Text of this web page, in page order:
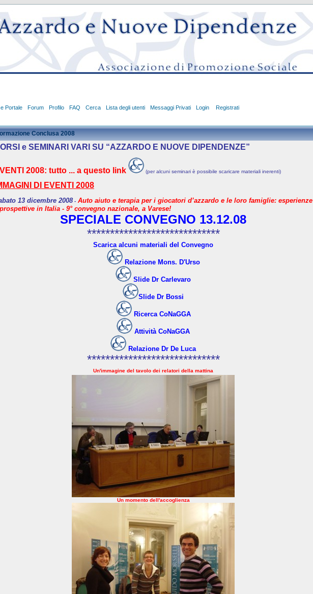
Portale Forum Profilo FAQ Cerca Lista degli utenti Messaggi Privati Login Registrati
Conclusa 2008
e SEMINARI VARI SU “AZZARDO E NUOVE DIPENDENZE”
2008: tutto ... a questo link (per alcuni seminari è possibile scaricare materiali inerenti)
DI EVENTI 2008
13 dicembre 2008- Auto aiuto e terapia per i giocatori d’azzardo e le loro famiglie: esperienze
in Italia - 9° convegno nazionale, a Varese!
SPECIALE CONVEGNO 13.12.08
*****************************
Scarica alcuni materiali del Convegno
Relazione Mons. D'Urso
Slide Dr Carlevaro
Slide Dr Bossi
Ricerca CoNaGGA
Attività CoNaGGA
Relazione Dr De Luca
*****************************
Un'immagine del tavolo dei relatori della mattina
Un momento dell'accoglienza